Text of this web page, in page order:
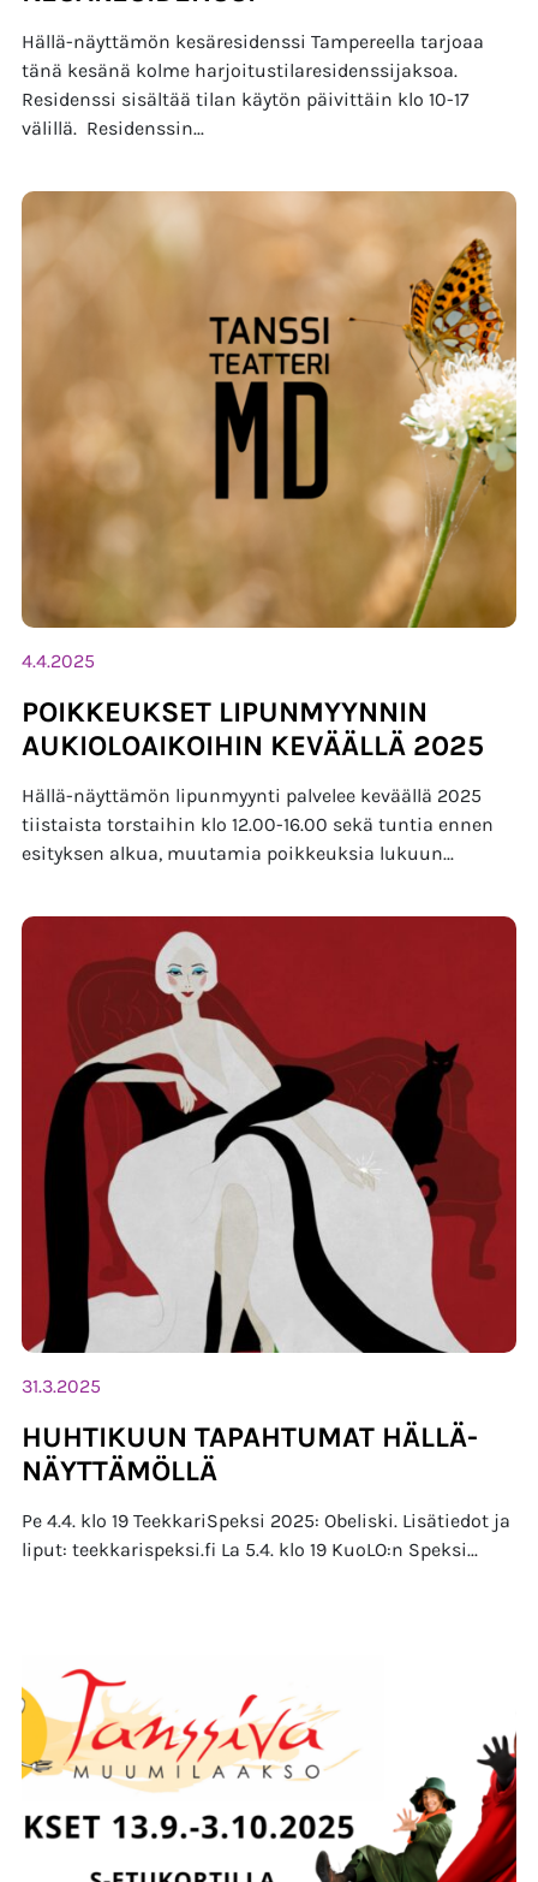
Hällä-näyttämön kesäresidenssi Tampereella tarjoaa
tänä kesänä kolme harjoitustilaresidenssijaksoa.
Residenssi sisältää tilan käytön päivittäin klo 10-17
välillä. Residenssin...
4.4.2025
POIKKEUKSET LIPUNMYYNNIN
AUKIOLOAIKOIHIN KEVÄÄLLÄ 2025
Hällä-näyttämön lipunmyynti palvelee keväällä 2025
tiistaista torstaihin klo 12.00-16.00 sekä tuntia ennen
esityksen alkua, muutamia poikkeuksia lukuun...
31.3.2025
HUHTIKUUN TAPAHTUMAT HÄLLÄ-
NÄYTTÄMÖLLÄ
Pe 4.4. klo 19 TeekkariSpeksi 2025: Obeliski. Lisätiedot ja
liput: teekkarispeksi.fi La 5.4. klo 19 KuoLO:n Speksi...